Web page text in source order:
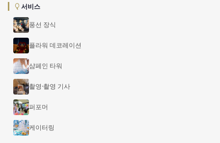
서비스
풍선 장식
플라워 데코레이션
샴페인 타워
촬영·촬영 기사
퍼포머
케이터링